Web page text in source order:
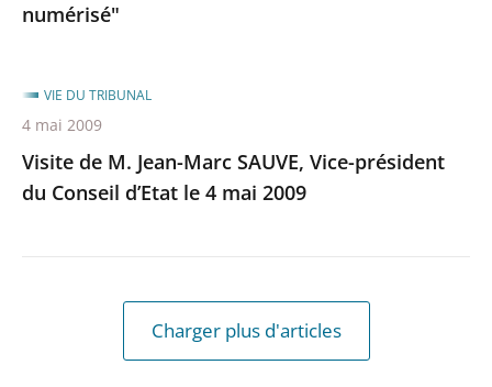
numérisé"
Visite de M. Jean-Marc SAUVE, Vice-président
du Conseil d’Etat le 4 mai 2009
VIE DU TRIBUNAL
4 mai 2009
Charger plus d'articles